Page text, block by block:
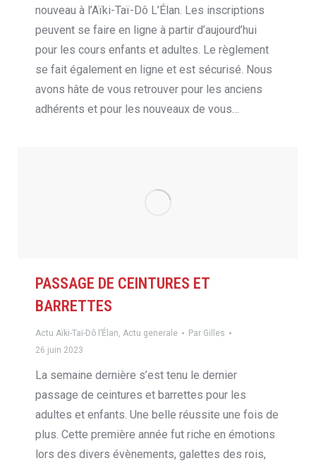
nouveau à l’Aïki-Taï-Dô L’Élan. Les inscriptions
peuvent se faire en ligne à partir d’aujourd’hui
pour les cours enfants et adultes. Le règlement
se fait également en ligne et est sécurisé. Nous
avons hâte de vous retrouver pour les anciens
adhérents et pour les nouveaux de vous…
PASSAGE DE CEINTURES ET
BARRETTES
Actu Aïki-Taï-Dô l’Élan, Actu generale Par Gilles
26 juin 2023
La semaine dernière s’est tenu le dernier
passage de ceintures et barrettes pour les
adultes et enfants. Une belle réussite une fois de
plus. Cette première année fut riche en émotions
lors des divers évènements, galettes des rois,